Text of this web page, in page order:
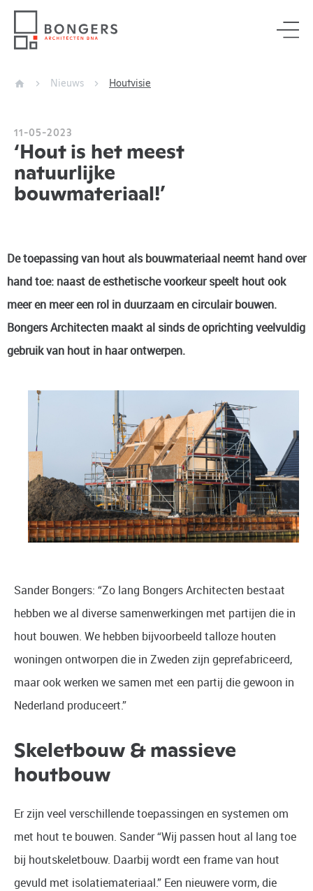
Nieuws Houtvisie
11-05-2023
‘Hout is het meest
natuurlijke
bouwmateriaal!’
De toepassing van hout als bouwmateriaal neemt hand over
hand toe: naast de esthetische voorkeur speelt hout ook
meer en meer een rol in duurzaam en circulair bouwen.
Bongers Architecten maakt al sinds de oprichting veelvuldig
gebruik van hout in haar ontwerpen.
Sander Bongers: “Zo lang Bongers Architecten bestaat
hebben we al diverse samenwerkingen met partijen die in
hout bouwen. We hebben bijvoorbeeld talloze houten
woningen ontworpen die in Zweden zijn geprefabriceerd,
maar ook werken we samen met een partij die gewoon in
Nederland produceert.”
Skeletbouw & massieve
houtbouw
Er zijn veel verschillende toepassingen en systemen om
met hout te bouwen. Sander “Wij passen hout al lang toe
bij houtskeletbouw. Daarbij wordt een frame van hout
gevuld met isolatiemateriaal.” Een nieuwere vorm, die